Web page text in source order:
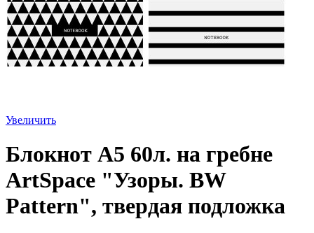
Увеличить
Блокнот А5 60л. на гребне
ArtSpace "Узоры. BW
Pattern", твердая подложка